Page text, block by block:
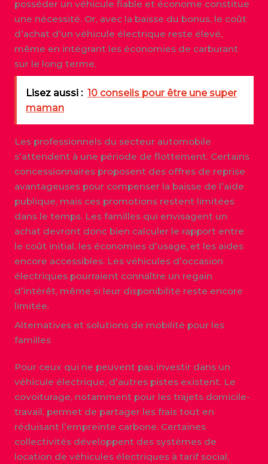
posséder un véhicule fiable et économe constitue
une nécessité. Or, avec la baisse du bonus, le coût
d’achat d’un véhicule électrique reste élevé,
même en intégrant les économies de carburant
sur le long terme.
Lisez aussi : 10 conseils pour être une super
maman
Les professionnels du secteur automobile
s’attendent à une période de flottement. Certains
concessionnaires proposent des offres de reprise
avantageuses pour compenser la baisse de l’aide
publique, mais ces promotions restent limitées
dans le temps. Les familles qui envisagent un
achat devront donc bien calculer le rapport entre
le coût initial, les économies d’usage, et les aides
encore accessibles. Les véhicules d’occasion
électriques pourraient connaître un regain
d’intérêt, même si leur disponibilité reste encore
limitée.
Alternatives et solutions de mobilité pour les
familles
Pour ceux qui ne peuvent pas investir dans un
véhicule électrique, d’autres pistes existent. Le
covoiturage, notamment pour les trajets domicile-
travail, permet de partager les frais tout en
réduisant l’empreinte carbone. Certaines
collectivités développent des systèmes de
location de véhicules électriques à tarif social,